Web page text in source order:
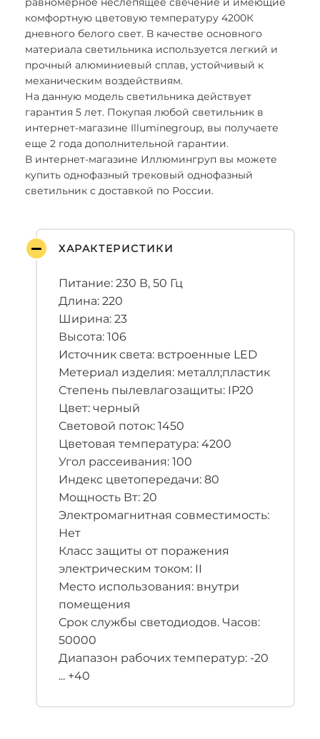
комфортную цветовую температуру 4200К
дневного белого свет. В качестве основного
материала светильника используется легкий и
прочный алюминиевый сплав, устойчивый к
механическим воздействиям.
На данную модель светильника действует
гарантия 5 лет. Покупая любой светильник в
интернет-магазине Illuminegroup, вы получаете
еще 2 года дополнительной гарантии.
В интернет-магазине Иллюмингруп вы можете
купить однофазный трековый однофазный
светильник с доставкой по России.
ХАРАКТЕРИСТИКИ
Питание: 230 В, 50 Гц
Длина: 220
Ширина: 23
Высота: 106
Источник света: встроенные LED
Метериал изделия: металл;пластик
Степень пылевлагозащиты: IP20
Цвет: черный
Световой поток: 1450
Цветовая температура: 4200
Угол рассеивания: 100
Индекс цветопередачи: 80
Мощность Вт: 20
Электромагнитная совместимость:
Нет
Класс защиты от поражения
электрическим током: II
Место использования: внутри
помещения
Срок службы светодиодов. Часов:
50000
Диапазон рабочих температур: -20
... +40